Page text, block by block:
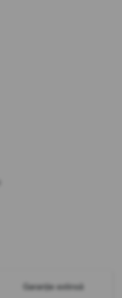
Garanție extinsă